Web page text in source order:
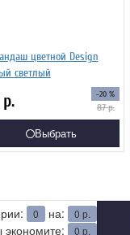
цветной Design
светлый
р. -20 %
87р.
Выбрать
0 на: 0 р.
экономите: 0 р.